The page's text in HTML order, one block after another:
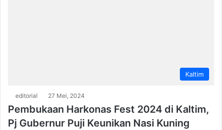
Kaltim
editorial 27 Mei, 2024
Pembukaan Harkonas Fest 2024 di Kaltim,
Pj Gubernur Puji Keunikan Nasi Kuning